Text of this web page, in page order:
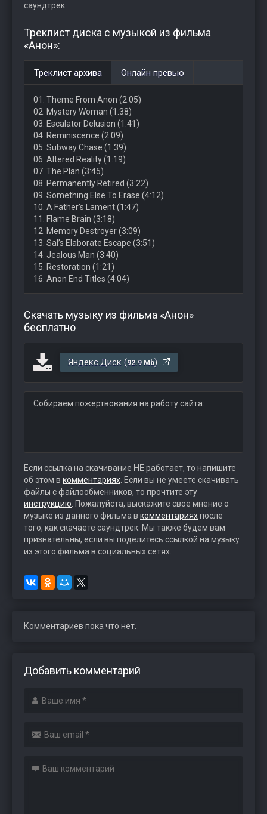
саундтрек.
Треклист диска с музыкой из фильма
«Анон»:
Треклист архива Онлайн превью
01. Theme From Anon (2:05)
02. Mystery Woman (1:38)
03. Escalator Delusion (1:41)
04. Reminiscence (2:09)
05. Subway Chase (1:39)
06. Altered Reality (1:19)
07. The Plan (3:45)
08. Permanently Retired (3:22)
09. Something Else To Erase (4:12)
10. A Father’s Lament (1:47)
11. Flame Brain (3:18)
12. Memory Destroyer (3:09)
13. Sal’s Elaborate Escape (3:51)
14. Jealous Man (3:40)
15. Restoration (1:21)
16. Anon End Titles (4:04)
Скачать музыку из фильма «Анон»
бесплатно
Яндекс.Диск (92.9 Mb)
Собираем пожертвования на работу сайта:
Если ссылка на скачивание НЕработает, то напишите
об этом в комментариях . Если вы не умеете скачивать
файлы с файлообменников, то прочтите эту
инструкцию . Пожалуйста, выскажите свое мнение о
музыке из данного фильма в комментарияхпосле
того, как скачаете саундтрек. Мы также будем вам
признательны, если вы поделитесь ссылкой на музыку
из этого фильма в социальных сетях.
Комментариев пока что нет.
Добавить комментарий